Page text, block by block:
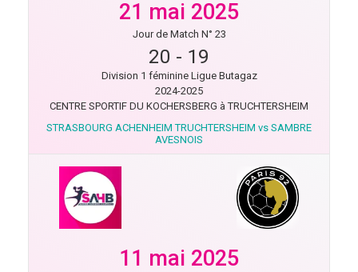
21 mai 2025
Jour de Match N° 23
20 - 19
Division 1 féminine Ligue Butagaz
2024-2025
CENTRE SPORTIF DU KOCHERSBERG à TRUCHTERSHEIM
STRASBOURG ACHENHEIM TRUCHTERSHEIM vs SAMBRE
AVESNOIS
11 mai 2025